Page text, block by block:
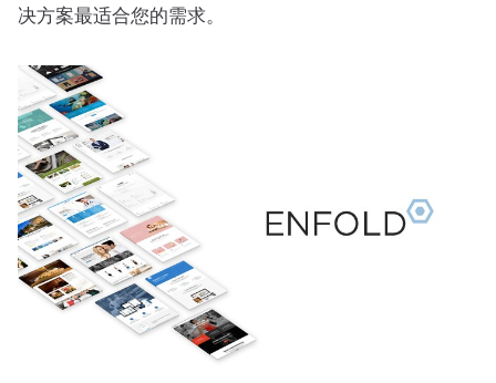
决方案最适合您的需求。